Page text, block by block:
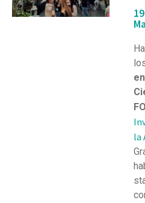
la